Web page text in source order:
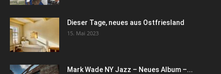
Dieser Tage, neues aus Ostfriesland
15. Mai 2023
Mark Wade NY Jazz – Neues Album –...